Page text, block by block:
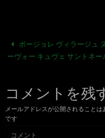
ボージョレ ヴィラージュ ヌ
ーヴォー キュヴェ サントネー
コメントを残
メールアドレスが公開されることは
です